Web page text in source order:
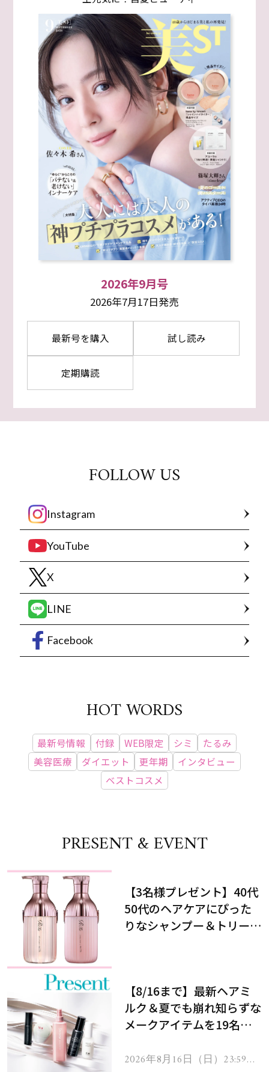
2026年9月号
2026年7月17日発売
最新号を購入 試し読み
定期購読
FOLLOW US
Instagram
YouTube
X
LINE
Facebook
HOT WORDS
最新号情報 付録 WEB限定 シミ
たるみ
美容医療
ダイエット 更年期
インタビュー
ベストコスメ
PRESENT & EVENT
【3名様プレゼント】40代
50代のヘアケアにぴった
りなシャンプー＆トリート
【8/16まで】最新ヘアミ
ルク＆夏でも崩れ知らずな
メークアイテムを19名様
2026年8月16日（日）23:59ま